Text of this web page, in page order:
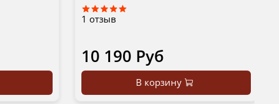
1 отзыв
10 190 Руб
В корзину